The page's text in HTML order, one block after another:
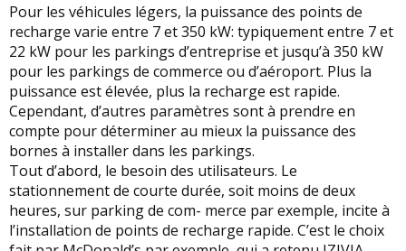
Pour les véhicules légers, la puissance des points de
recharge varie entre 7 et 350 kW: typiquement entre 7 et
22 kW pour les parkings d’entreprise et jusqu’à 350 kW
pour les parkings de commerce ou d’aéroport. Plus la
puissance est élevée, plus la recharge est rapide.
Cependant, d’autres paramètres sont à prendre en
compte pour déterminer au mieux la puissance des
bornes à installer dans les parkings.
Tout d’abord, le besoin des utilisateurs. Le
stationnement de courte durée, soit moins de deux
heures, sur parking de com- merce par exemple, incite à
l’installation de points de recharge rapide. C’est le choix